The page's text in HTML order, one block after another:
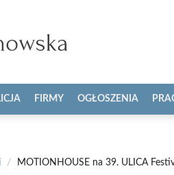
FIRMY OGŁOSZENIA
/ MOTIONHOUSE na 39. ULICA